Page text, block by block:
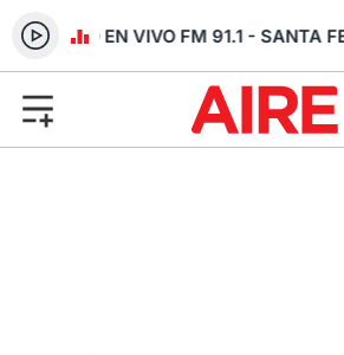
RADIO EN VIVO FM 91.1 - SANTA FE